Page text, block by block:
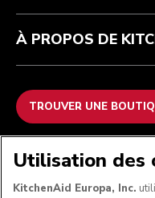
À PROPOS DE
TROUVER UNE
Utilisation des
KitchenAid Europa, Inc.